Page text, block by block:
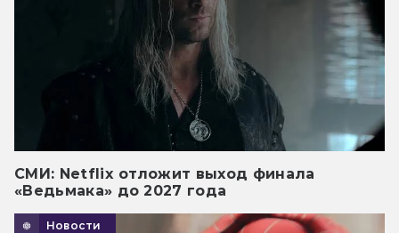
СМИ: Netflix отложит выход финала
«Ведьмака» до 2027 года
Новости